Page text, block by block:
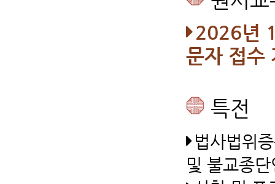
2026년 1
문자 접수
특전
법사법위
및 불교종